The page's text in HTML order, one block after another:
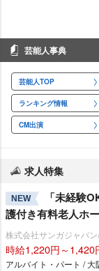
芸能人事典
芸能人TOP
ランキング情報
CM出演
求人特集
NEW
「未経験
護付き有料老人ホ
株式会社サンガジャパ
時給1,220円～1,420
アルバイト・パート / 大